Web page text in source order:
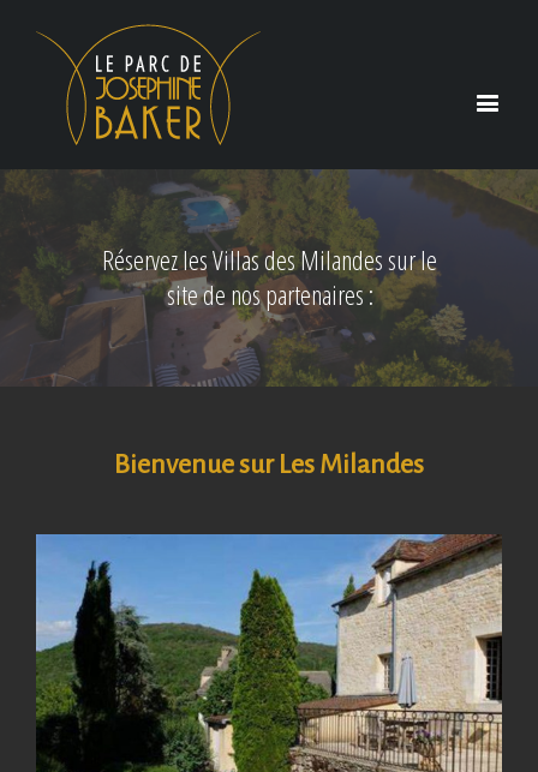
Réservez les Villas des Milandes sur le
site de nos partenaires :
Bienvenue sur Les Milandes